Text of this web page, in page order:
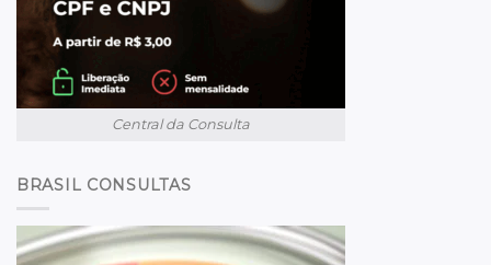
Central da Consulta
BRASIL CONSULTAS